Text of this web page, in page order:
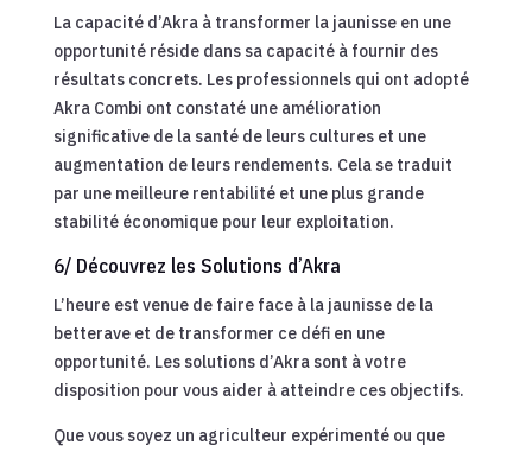
La capacité d’Akra à transformer la jaunisse en une
opportunité réside dans sa capacité à fournir des
résultats concrets. Les professionnels qui ont adopté
Akra Combi ont constaté une amélioration
significative de la santé de leurs cultures et une
augmentation de leurs rendements. Cela se traduit
par une meilleure rentabilité et une plus grande
stabilité économique pour leur exploitation.
6/ Découvrez les Solutions d’Akra
L’heure est venue de faire face à la jaunisse de la
betterave et de transformer ce défi en une
opportunité. Les solutions d’Akra sont à votre
disposition pour vous aider à atteindre ces objectifs.
Que vous soyez un agriculteur expérimenté ou que